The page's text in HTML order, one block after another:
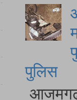
पुलिस
आजमगढ़